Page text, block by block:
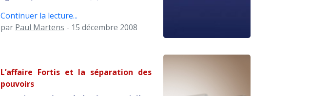
Continuer la lecture...
par Paul Martens - 15 décembre 2008
L’affaire Fortis et la séparation des
pouvoirs